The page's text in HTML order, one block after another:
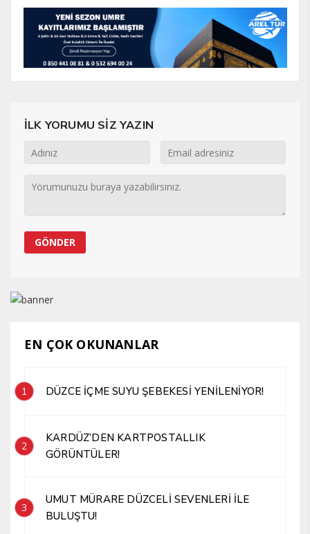
İLK YORUMU SİZ YAZIN
EN ÇOK OKUNANLAR
1 DÜZCE İÇME SUYU ŞEBEKESİ YENİLENİYOR!
2
KARDÜZ’DEN KARTPOSTALLIK
GÖRÜNTÜLER!
3
UMUT MÜRARE DÜZCELİ SEVENLERİ İLE
BULUŞTU!